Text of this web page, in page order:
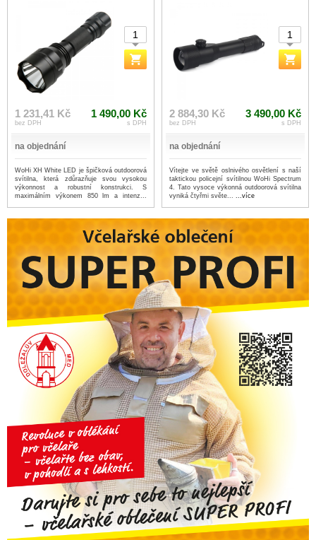
1 231,41 Kč
bez DPH
1 490,00 Kč
s DPH
na objednání
WoHi XH White LED je špičková outdoorová
svítilna, která zdůrazňuje svou vysokou
výkonnost a robustní konstrukci. S
maximálním výkonem 850 lm a intenz...
2 884,30 Kč
bez DPH
3 490,00 Kč
s DPH
na objednání
Vítejte ve světě oslnivého osvětlení s naší
taktickou policejní svítilnou WoHi Spectrum
4. Tato vysoce výkonná outdoorová svítilna
vyniká čtyřmi světe... ...více